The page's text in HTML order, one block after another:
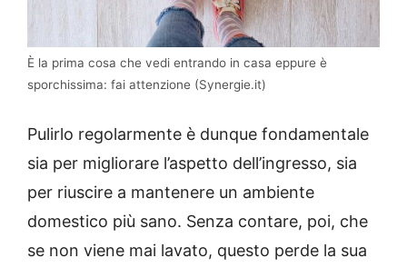
È la prima cosa che vedi entrando in casa eppure è
sporchissima: fai attenzione (Synergie.it)
Pulirlo regolarmente è dunque fondamentale
sia per migliorare l’aspetto dell’ingresso, sia
per riuscire a mantenere un ambiente
domestico più sano. Senza contare, poi, che
se non viene mai lavato, questo perde la sua